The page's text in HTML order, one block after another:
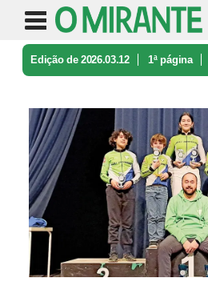
Edição de 2026.03.12 1ª página